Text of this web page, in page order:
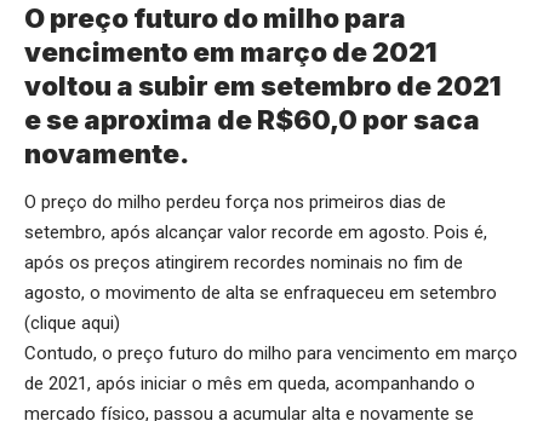
O preço futuro do milho para
vencimento em março de 2021
voltou a subir em setembro de 2021
e se aproxima de R$60,0 por saca
novamente.
O preço do milho perdeu força nos primeiros dias de
setembro, após alcançar valor recorde em agosto. Pois é,
após os preços atingirem recordes nominais no fim de
agosto, o movimento de alta se enfraqueceu em setembro
(clique aqui)
Contudo, o preço futuro do milho para vencimento em março
de 2021, após iniciar o mês em queda, acompanhando o
mercado físico, passou a acumular alta e novamente se